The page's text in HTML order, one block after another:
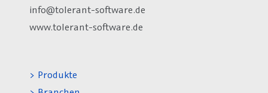
info@tolerant-software.de
www.tolerant-software.de
> Produkte